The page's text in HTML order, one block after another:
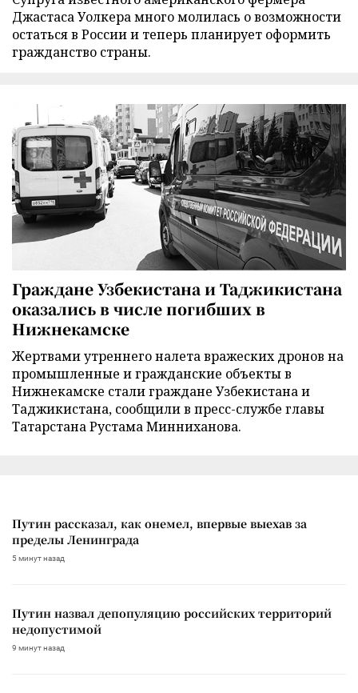
Джастаса Уолкера много молилась о возможности
остаться в России и теперь планирует оформить
гражданство страны.
Граждане Узбекистана и Таджикистана
оказались в числе погибших в
Нижнекамске
Жертвами утреннего налета вражеских дронов на
промышленные и гражданские объекты в
Нижнекамске стали граждане Узбекистана и
Таджикистана, сообщили в пресс-службе главы
Татарстана Рустама Минниханова.
Путин рассказал, как онемел, впервые выехав за
пределы Ленинграда
5 минут назад
Путин назвал депопуляцию российских территорий
недопустимой
9 минут назад